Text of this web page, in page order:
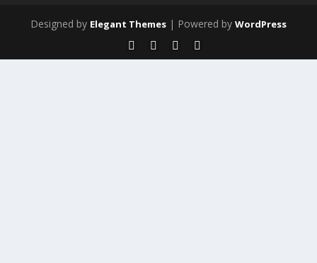
Designed by Elegant Themes | Powered by WordPress